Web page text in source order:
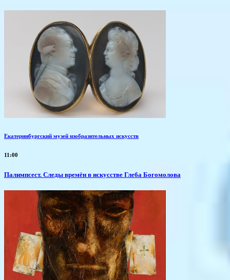
Екатеринбургский музей изобразительных искусств
11:00
Палимпсест. Следы времён в искусстве Глеба Богомолова